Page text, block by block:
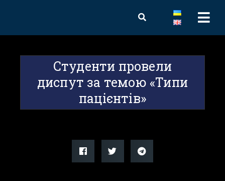
Студенти провели
диспут за темою «Типи
пацієнтів»